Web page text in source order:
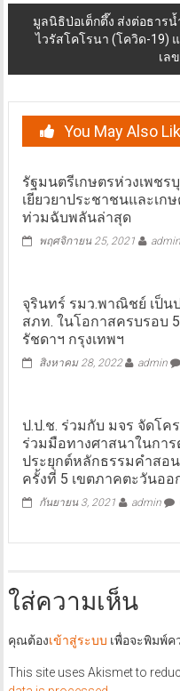
มูลนิธิป่อเต็กตึ๊ง ส่งต่อธาร
ไวรัสโคโรนา (โควิด-19)
เล
You May Also
รัฐมนตรีเกษตรห่วงเพชร
เยียวยาประชาชนและเก
ท่วมฉับพลันล่าสุด
พฤศจิกายน 25, 2021 admin
จุรินทร์ รมว.พาณิชย์ เป็น
สภท. ในโอกาสครบรอบ
รัชดาฯ กรุงเทพฯ
สิงหาคม 28, 2022 admin
ป.ป.ช. ร่วมกับ มจร จัดโ
ร่วมมือทางศาสนาในกา
ประยุกต์หลักธรรมคำสอ
ครั้งที่ 5 เขตภาคตะวันออ
กันยายน 3, 2021 admin
ใส่ความเห็น
คุณต้องเข้าสู่ระบบ เพื่อจะพิมพ์ค
This site uses Akismet to